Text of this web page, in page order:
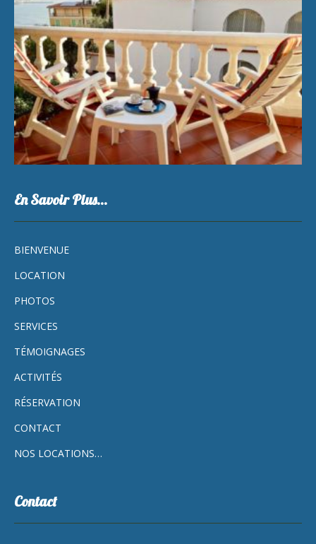
En Savoir Plus…
BIENVENUE
LOCATION
PHOTOS
SERVICES
TÉMOIGNAGES
ACTIVITÉS
RÉSERVATION
CONTACT
NOS LOCATIONS…
Contact